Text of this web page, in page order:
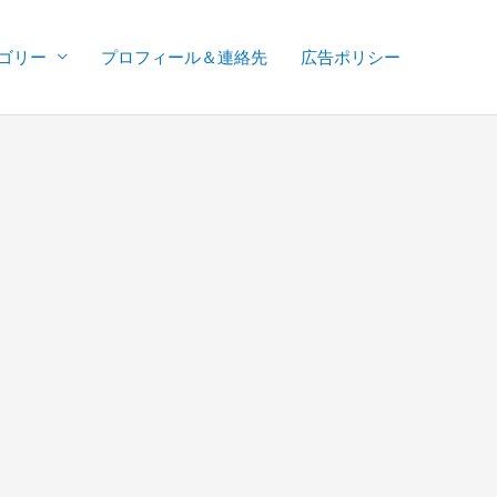
リー プロフィール＆連絡先 広告ポリシー